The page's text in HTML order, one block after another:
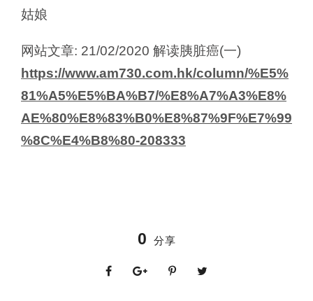
姑娘
网站文章: 21/02/2020 解读胰脏癌(一)
https://www.am730.com.hk/column/%E5%
81%A5%E5%BA%B7/%E8%A7%A3%E8%
AE%80%E8%83%B0%E8%87%9F%E7%99
%8C%E4%B8%80-208333
0 分享